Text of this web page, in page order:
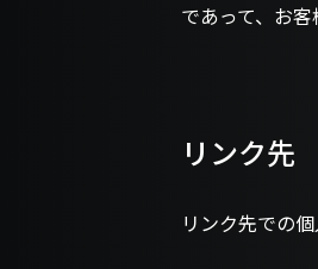
であって、お
リンク先
リンク先での